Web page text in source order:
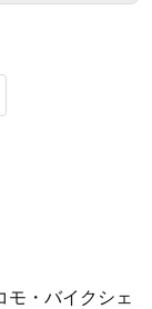
モ・バイクシェ